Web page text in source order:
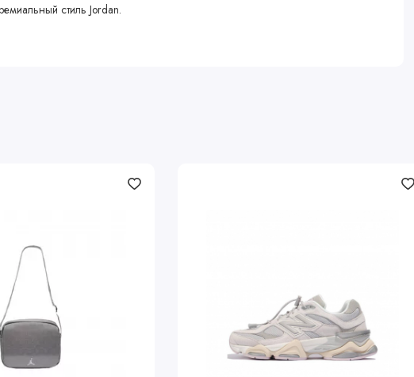
стиль Jordan.